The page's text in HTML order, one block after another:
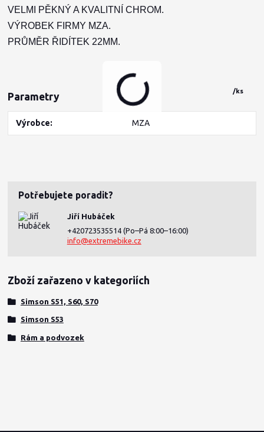
/ks
VELMI PĚKNÝ A KVALITNÍ CHROM.
VÝROBEK FIRMY MZA.
PRŮMĚR ŘIDÍTEK 22MM.
Parametry
Výrobce MZA
Potřebujete poradit?
Jiří Hubáček
+420723535514 (Po–Pá 8:00–16:00)
info@extremebike.cz
Zboží zařazeno v kategoriích
Simson S51, S60, S70
Simson S53
Rám a podvozek